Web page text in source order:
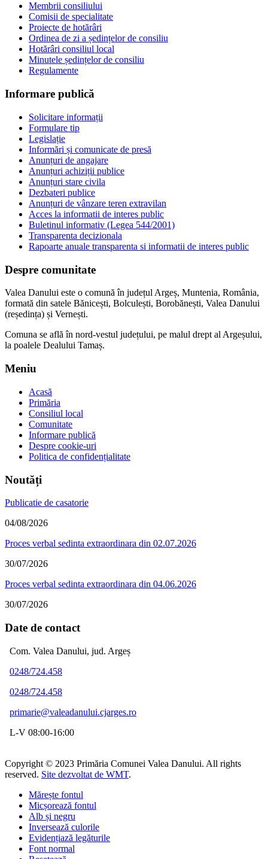
Membrii consiliului
Comisii de specialitate
Proiecte de hotărâri
Ordinea de zi a ședințelor de consiliu
Hotărâri consiliul local
Minutele ședințelor de consiliu
Regulamente
Informare publică
Solicitare informații
Formulare tip
Legislație
Informări și comunicate de presă
Anunțuri de angajare
Anunțuri achiziții publice
Anunțuri stare civila
Dezbateri publice
Anunțuri de vânzare teren extravilan
Acces la informatii de interes public
Buletinul informativ (Legea 544/2001)
Transparenta decizionala
Rapoarte anuale transparenta si informatii de interes public
Despre comunitate
Valea Danului este o comună în județul Argeș, Muntenia, România,
formată din satele Bănicești, Bolculești, Borobănești, Valea Danului
(reședința) și Vernești.
Comuna se află în nord-vestul județului, pe malul drept al Argeșului,
la poalele Dealului Tamaș.
Meniu
Acasă
Primăria
Consiliul local
Comunitate
Informare publică
Despre cookie-uri
Politica de confidențialitate
Noutăți
Publicatie de casatorie
04/08/2026
Proces verbal sedinta extraordinara din 02.07.2026
30/07/2026
Proces verbal sedinta extraordinara din 04.06.2026
30/07/2026
Date de contact
Com. Valea Danului, jud. Argeș
0248/724.458
0248/724.458
primarie@valeadanului.cjarges.ro
L-V 08:00-16:00
Copyright © 2023 Primăria Comunei Valea Danului. All rights
reserved. Site dezvoltat de WMT.
Mărește fontul
Micșorează fontul
Alb și negru
Inversează culorile
Evidențiază legăturile
Font normal